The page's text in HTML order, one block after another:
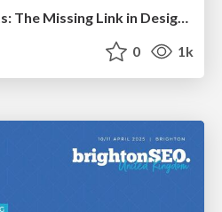
Information Architects: The Missing Link in Design Systems
0 1k